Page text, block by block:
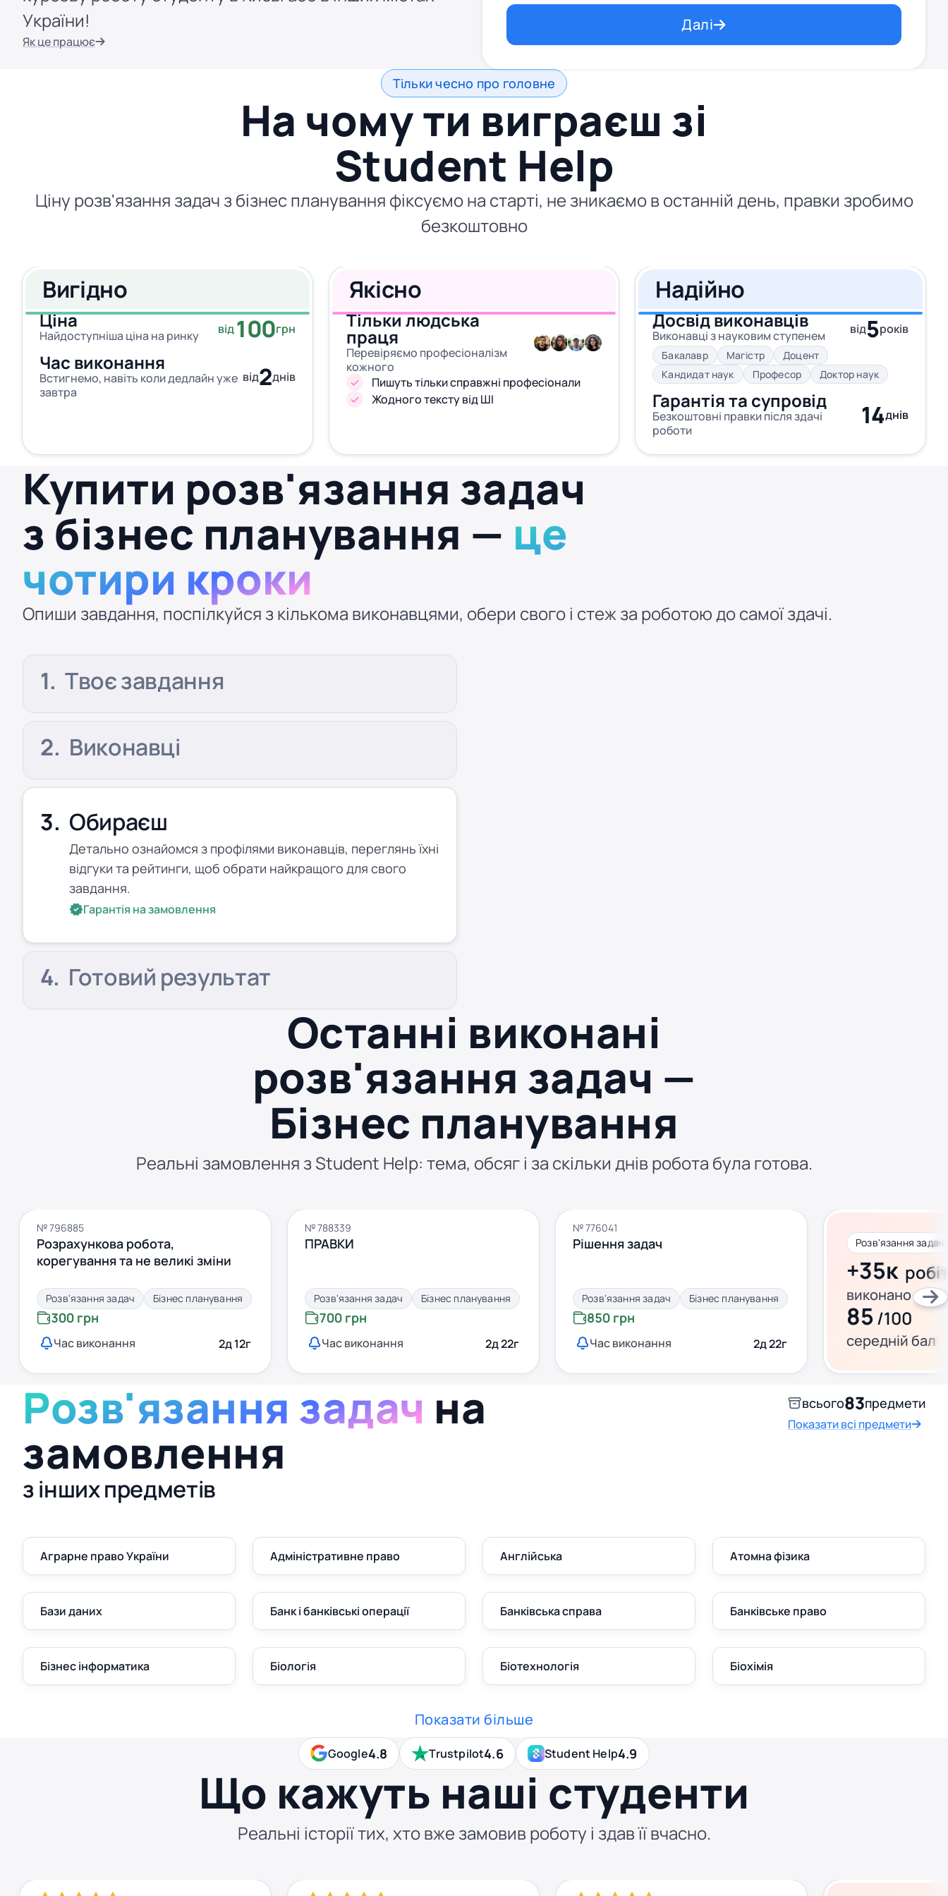
України!
Як це працює
Далі
Тільки чесно про головне
На чому ти виграєш зі
Student Help
Ціну розв'язання задач з бізнес планування фіксуємо на старті, не зникаємо в останній день, правки зробимо
безкоштовно
Вигідно
Ціна
Найдоступніша ціна на ринку від100грн
Час виконання
Встигнемо, навіть коли дедлайн уже
завтра
від2днів
Якісно
Тільки людська
праця
Перевіряємо професіоналізм
кожного
Пишуть тільки справжні професіонали
Жодного тексту від ШІ
Надійно
Досвід виконавців
Виконавці з науковим ступенем від5років
Бакалавр Магістр
Доцент
Кандидат наук
Професор Доктор наук
Гарантія та супровід
Безкоштовні правки після здачі
роботи
14днів
Купити розв'язання задач
з бізнес планування — це
чотири кроки
Опиши завдання, поспілкуйся з кількома виконавцями, обери свого і стеж за роботою до самої здачі.
Твоє завдання
Виконавці
Обираєш
Детально ознайомся з профілями виконавців, переглянь їхні
відгуки та рейтинги, щоб обрати найкращого для свого
завдання.
Гарантія на замовлення
Готовий результат
Останні виконані
розв'язання задач —
Бізнес планування
Реальні замовлення з Student Help: тема, обсяг і за скільки днів робота була готова.
№ 796885
Розрахункова робота,
корегування та не великі зміни
Розв'язання задач Бізнес планування
300 грн
Час виконання 2д 12г
№ 788339
ПРАВКИ
Розв'язання задач Бізнес планування
700 грн
Час виконання 2д 22г
№ 776041
Рішення задач
Розв'язання задач Бізнес планування
850 грн
Час виконання 2д 22г
+35к
виконано за
85/100
середній бал
Розв'язання задач на
замовлення
з інших предметів
всього83предмети
Показати всі предмети
Аграрне право України Адміністративне право Англійська Атомна фізика
Бази даних Банк і банківські операції Банківська справа Банківське право
Бізнес інформатика Біологія Біотехнологія Біохімія
Показати більше
Google4.8 Trustpilot4.6 Student Help4.9
Що кажуть наші студенти
Реальні історії тих, хто вже замовив роботу і здав її вчасно.